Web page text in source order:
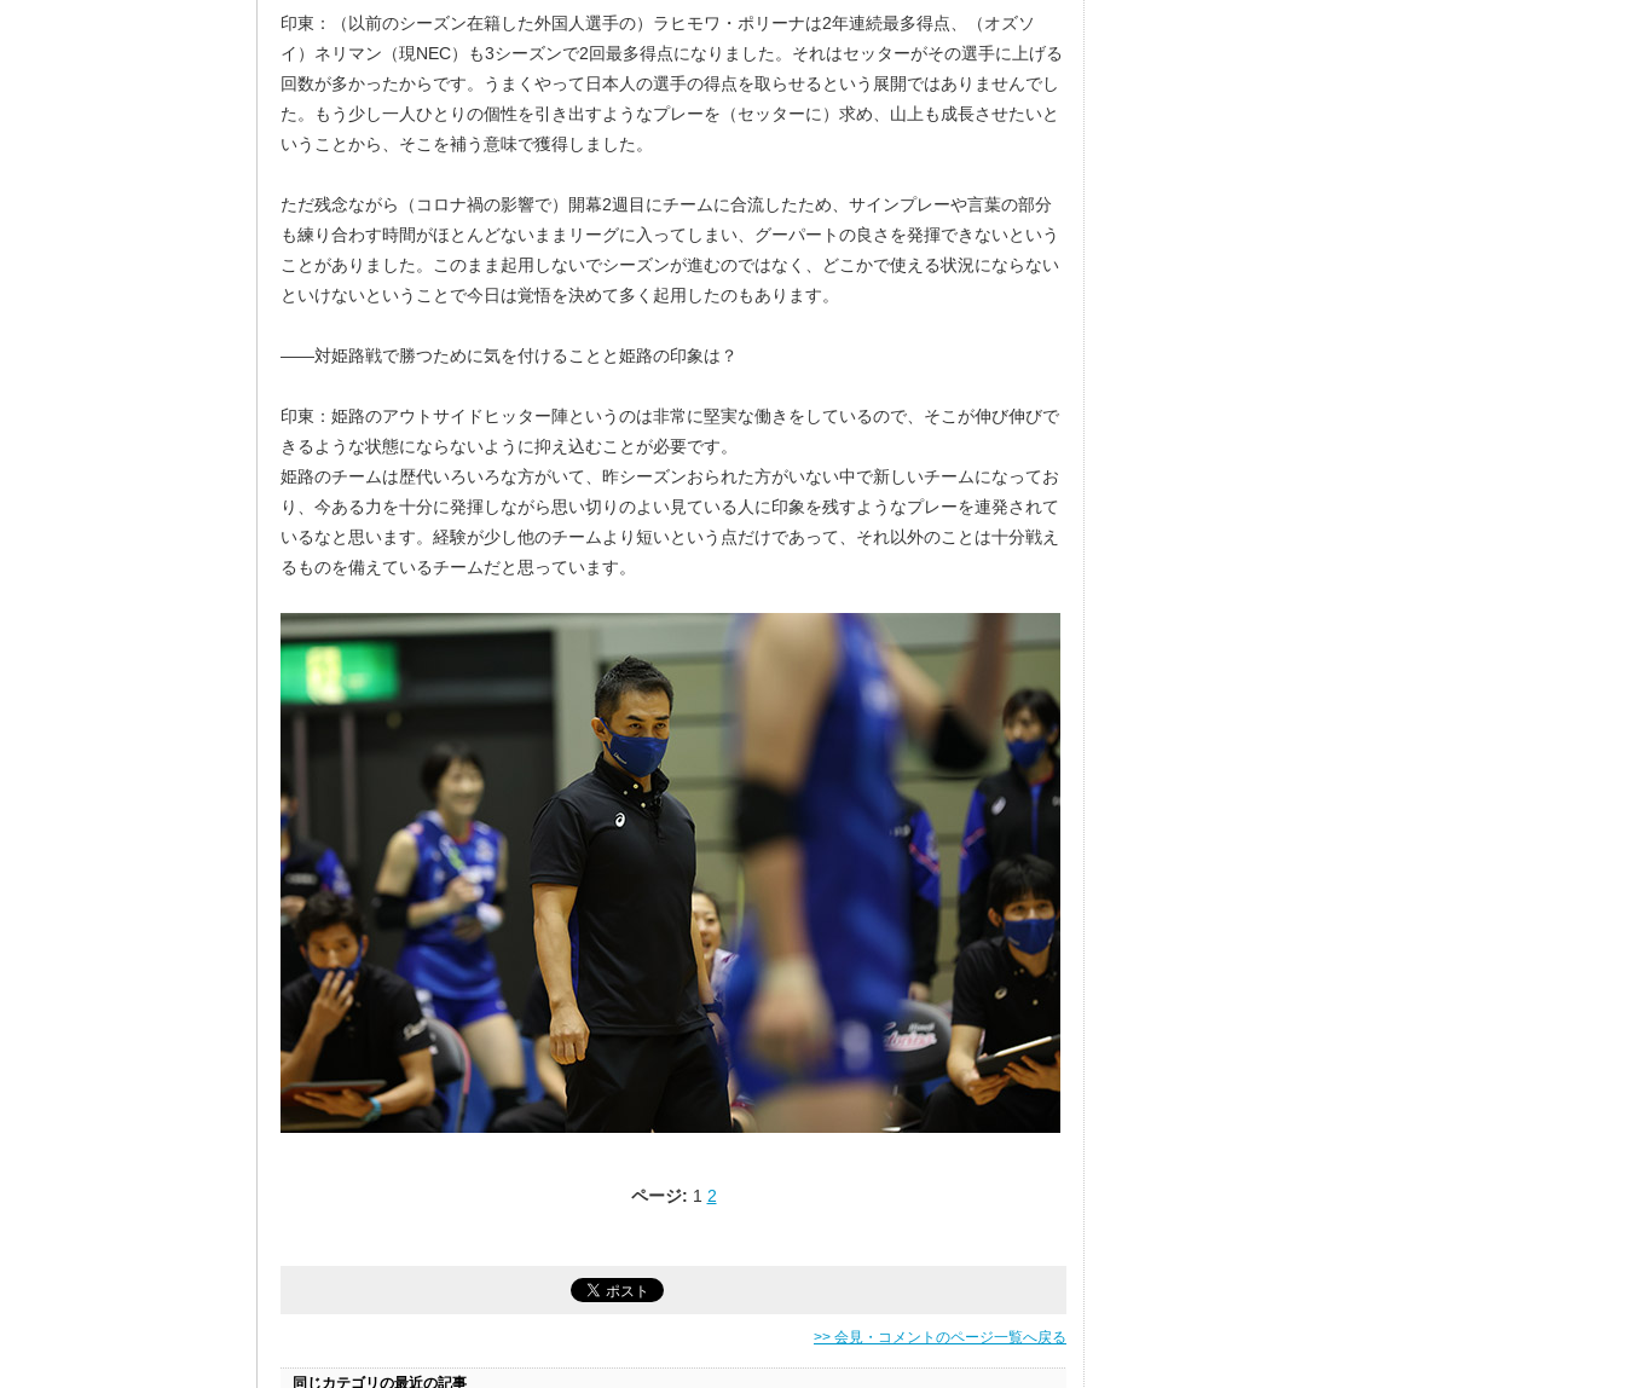
印東：（以前のシーズン在籍した外国人選手の）ラヒモワ・ポリーナは2年連続最多得点、（オズソ
イ）ネリマン（現NEC）も3シーズンで2回最多得点になりました。それはセッターがその選手に上げる
回数が多かったからです。うまくやって日本人の選手の得点を取らせるという展開ではありませんでし
た。もう少し一人ひとりの個性を引き出すようなプレーを（セッターに）求め、山上も成長させたいと
いうことから、そこを補う意味で獲得しました。
ただ残念ながら（コロナ禍の影響で）開幕2週目にチームに合流したため、サインプレーや言葉の部分
も練り合わす時間がほとんどないままリーグに入ってしまい、グーパートの良さを発揮できないという
ことがありました。このまま起用しないでシーズンが進むのではなく、どこかで使える状況にならない
といけないということで今日は覚悟を決めて多く起用したのもあります。
――対姫路戦で勝つために気を付けることと姫路の印象は？
印東：姫路のアウトサイドヒッター陣というのは非常に堅実な働きをしているので、そこが伸び伸びで
きるような状態にならないように抑え込むことが必要です。
姫路のチームは歴代いろいろな方がいて、昨シーズンおられた方がいない中で新しいチームになってお
り、今ある力を十分に発揮しながら思い切りのよい見ている人に印象を残すようなプレーを連発されて
いるなと思います。経験が少し他のチームより短いという点だけであって、それ以外のことは十分戦え
るものを備えているチームだと思っています。
ページ: 1 2
>> 会見・コメントのページ一覧へ戻る
同じカテゴリの最近の記事